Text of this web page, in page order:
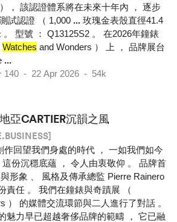
， 該認證體系將在未來十年內 ， 逐步
試認證 （ 1,000 ... 玫瑰金表殼直徑41.4
型號 ： Q13125S2 。 在2026年鐘錶
Watches and Wonders ） 上 ， 品牌展台
...
- 22 Apr 2026 - 54k
亞CARTIER沉韻之風
作回望我們身處的時代 ， 一如我們如今
份沉穩底蘊 ， 令人由衷敬仰 。 品牌首
形象 、 風格及傳承總監 Pierre Rainero
責任 。 我們在鐘錶與奇蹟展 （
） 的媒體交流環節與二人進行了對話 。
魅力早已超越奢侈品牌的範疇 ， 它已融